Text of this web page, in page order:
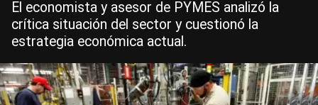
El economista y asesor de PYMES analizó la
crítica situación del sector y cuestionó la
estrategia económica actual.